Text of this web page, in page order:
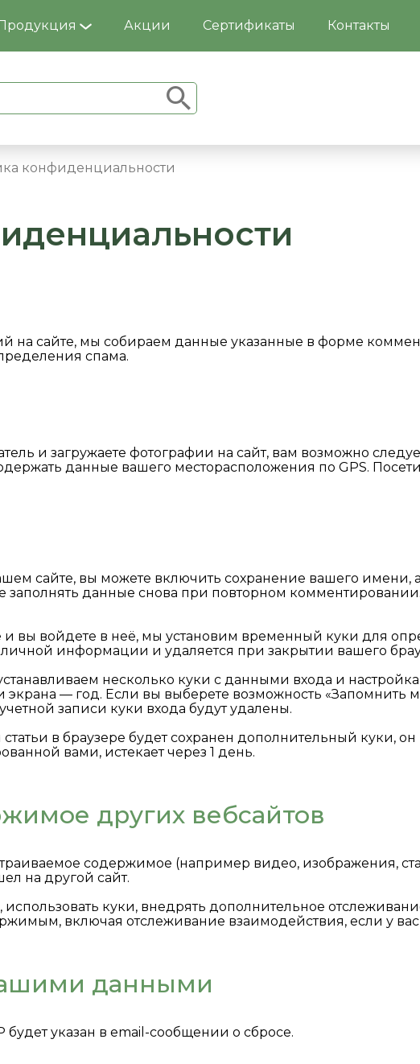
Акции Сертификаты Контакты
конфиденциальности
на сайте, мы собираем данные указанные в форме
спама.
и загружаете фотографии на сайт, вам возможно
данные вашего месторасположения по GPS.
сайте, вы можете включить сохранение вашего имени,
заполнять данные снова при повторном
и вы войдете в неё, мы установим временный куки для
информации и удаляется при закрытии вашего
несколько куки с данными входа и
— год. Если вы выберете возможность «Запомнить
записи куки входа будут удалены.
в браузере будет сохранен дополнительный куки,
вами, истекает через 1 день.
других вебсайтов
содержимое (например видео, изображения,
на другой сайт.
использовать куки, внедрять дополнительное
включая отслеживание взаимодействия, если у вас
данными
указан в email-сообщении о сбросе.